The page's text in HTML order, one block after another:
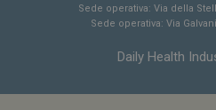
Sede operativa: Via della
Sede operativa: Via
Daily Health
tracking-sites-ironfish-